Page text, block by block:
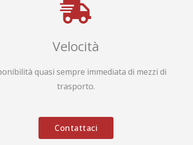
Velocità
quasi sempre immediata di mezzi di
trasporto.
Contattaci